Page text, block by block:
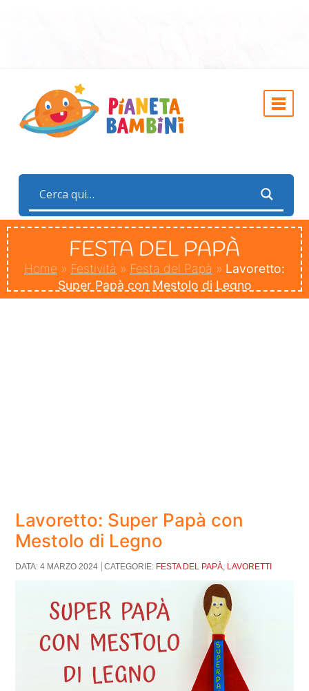
FESTA DEL PAPÀ
Home » Festività » Festa del Papà » Lavoretto:
Super Papà con Mestolo di Legno
Lavoretto: Super Papà con
Mestolo di Legno
DATA: 4 MARZO 2024 CATEGORIE: FESTA DEL PAPÀ, LAVORETTI